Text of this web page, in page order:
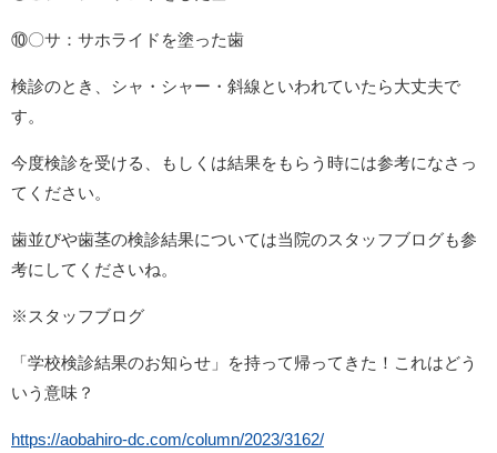
⑩〇サ：サホライドを塗った歯
検診のとき、シャ・シャー・斜線といわれていたら大丈夫で
す。
今度検診を受ける、もしくは結果をもらう時には参考になさっ
てください。
歯並びや歯茎の検診結果については当院のスタッフブログも参
考にしてくださいね。
※スタッフブログ
「学校検診結果のお知らせ」を持って帰ってきた！これはどう
いう意味？
https://aobahiro-dc.com/column/2023/3162/